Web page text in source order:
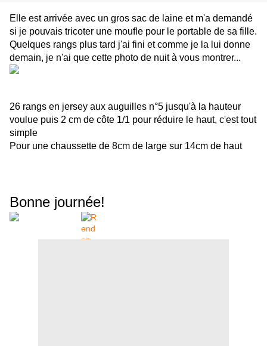
Elle est arrivée avec un gros sac de laine et m'a demandé
si je pouvais tricoter une moufle pour le portable de sa fille.
Quelques rangs plus tard j'ai fini et comme je la lui donne
demain, je n'ai que cette photo de nuit à vous montrer...
26 rangs en jersey aux auguilles n°5 jusqu'à la hauteur
voulue puis 2 cm de côte 1/1 pour réduire le haut, c'est tout
simple
Pour une chaussette de 8cm de large sur 14cm de haut
Bonne journée!